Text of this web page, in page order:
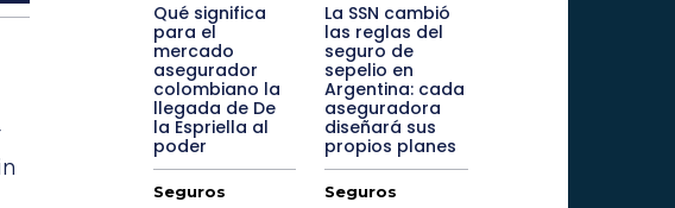
Qué significa
para el
mercado
asegurador
colombiano la
llegada de De
la Espriella al
poder
La SSN cambió
las reglas del
seguro de
sepelio en
Argentina: cada
aseguradora
diseñará sus
propios planes
Seguros Seguros